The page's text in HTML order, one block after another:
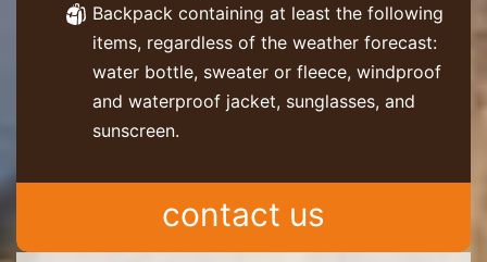
Backpack containing at least the following
items, regardless of the weather forecast:
water bottle, sweater or fleece, windproof
and waterproof jacket, sunglasses, and
sunscreen.
contact us